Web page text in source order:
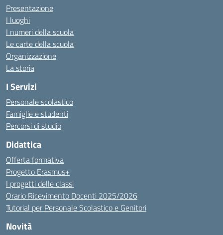
Presentazione
I luoghi
I numeri della scuola
Le carte della scuola
Organizzazione
La storia
I Servizi
Personale scolastico
Famiglie e studenti
Percorsi di studio
Didattica
Offerta formativa
Progetto Erasmus+
I progetti delle classi
Orario Ricevimento Docenti 2025/2026
Tutorial per Personale Scolastico e Genitori
Novità